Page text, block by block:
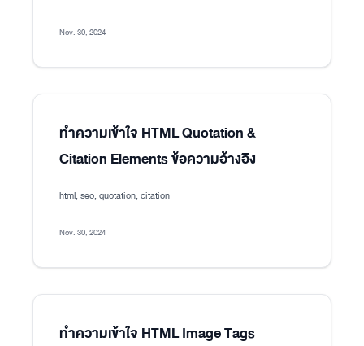
Nov. 30, 2024
ทำความเข้าใจ HTML Quotation &
Citation Elements ข้อความอ้างอิง
html, seo, quotation, citation
Nov. 30, 2024
ทำความเข้าใจ HTML Image Tags